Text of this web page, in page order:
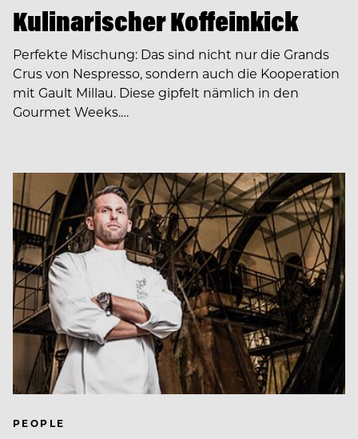
Kulinarischer Koffeinkick
Perfekte Mischung: Das sind nicht nur die Grands
Crus von Nespresso, sondern auch die Kooperation
mit Gault Millau. Diese gipfelt nämlich in den
Gourmet Weeks.…
PEOPLE